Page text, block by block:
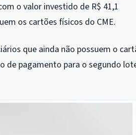
o valor investido de R$ 41,1
os cartões físicos do CME.
que ainda não possuem o
de pagamento para o segundo